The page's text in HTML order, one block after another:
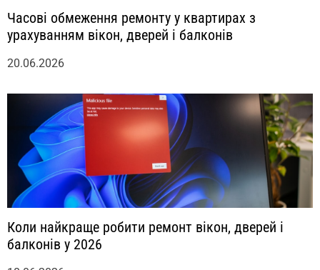
Часові обмеження ремонту у квартирах з
урахуванням вікон, дверей і балконів
20.06.2026
Коли найкраще робити ремонт вікон, дверей і
балконів у 2026